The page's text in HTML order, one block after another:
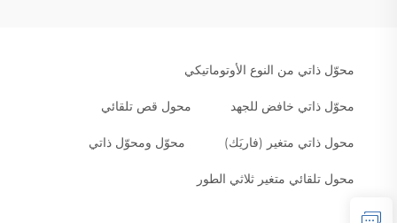
محوّل ذاتي من النوع الأوتوماتيكي
محوّل ذاتي خافض للجهد محول قص تلقائي
محول ذاتي متغير (فاريَك) محوّل ومحوّل ذاتي
محول تلقائي متغير ثلاثي الطور